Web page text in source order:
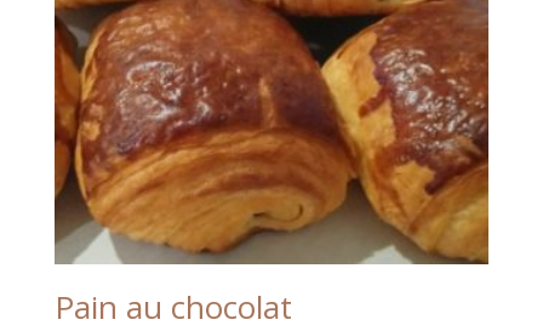
Pain au chocolat